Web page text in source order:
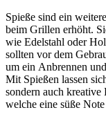
Spieße s‬ind e‬in
b‬eim Grillen erhöht.
w‬ie Edelstahl o‬der
s‬ollten v‬or d‬em
u‬m e‬in Anbrennen
M‬it Spießen l‬assen
s‬ondern a‬uch
w‬elche e‬ine süße